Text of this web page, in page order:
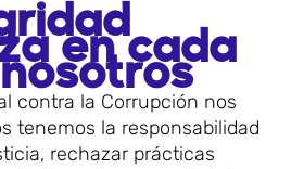
en cada
contra la Corrupción nos
tenemos la responsabilidad
rechazar prácticas